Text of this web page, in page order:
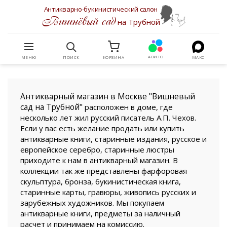
Антикварно-букинистический салон
Вишнёвый садна Трубной
МЕНЮ ПОИСК КОРЗИНА АВИТО МАКС
Антикварный магазин в Москве "Вишневый
сад на Трубной" расположен в доме, где
несколько лет жил русский писатель А.П. Чехов.
Если у вас есть желание продать или купить
антикварные книги, старинные издания, русское и
европейское серебро, старинные люстры
приходите к нам в антикварный магазин. В
коллекции так же представлены фарфоровая
скульптура, бронза, букинистическая книга,
старинные карты, гравюры, живопись русских и
зарубежных художников. Мы покупаем
антикварные книги, предметы за наличный
расчет и принимаем на комиссию.